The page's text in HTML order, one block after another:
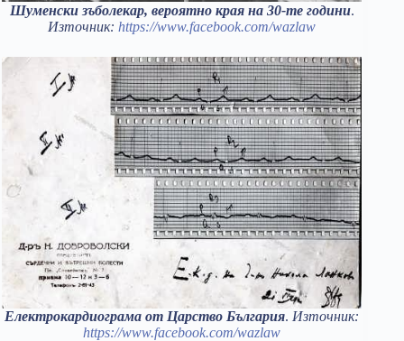
Шуменски зъболекар, вероятно края на 30-те години.
Източник:https://www.facebook.com/wazlaw
Електрокардиограма от Царство България. Източник:
https://www.facebook.com/wazlaw